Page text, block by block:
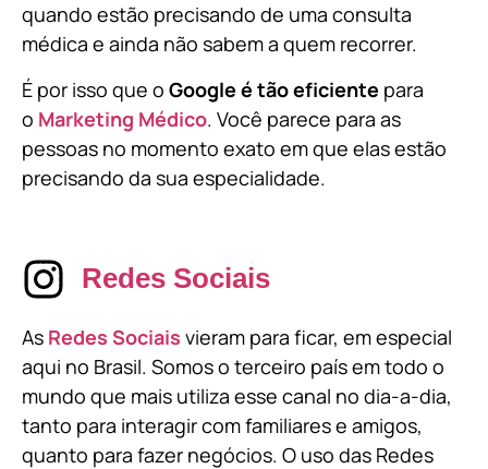
quando estão precisando de uma consulta
médica e ainda não sabem a quem recorrer.
É por isso que o Google é tão eficiente para
o Marketing Médico. Você parece para as
pessoas no momento exato em que elas estão
precisando da sua especialidade.
Redes Sociais
As Redes Sociais vieram para ficar, em especial
aqui no Brasil. Somos o terceiro país em todo o
mundo que mais utiliza esse canal no dia-a-dia,
tanto para interagir com familiares e amigos,
quanto para fazer negócios. O uso das Redes